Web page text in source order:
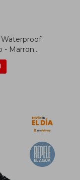
- Marron